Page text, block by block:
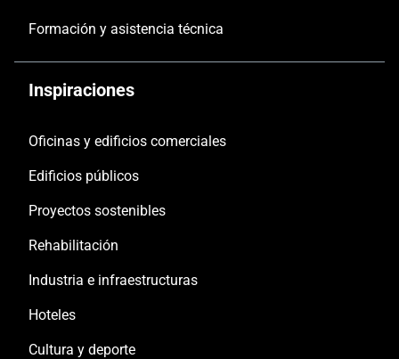
Formación y asistencia técnica
Inspiraciones
Oficinas y edificios comerciales
Edificios públicos
Proyectos sostenibles
Rehabilitación
Industria e infraestructuras
Hoteles
Cultura y deporte